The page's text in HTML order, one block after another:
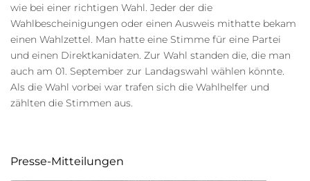
wie bei einer richtigen Wahl. Jeder der die
Wahlbescheinigungen oder einen Ausweis mithatte bekam
einen Wahlzettel. Man hatte eine Stimme für eine Partei
und einen Direktkanidaten. Zur Wahl standen die, die man
auch am 01. September zur Landagswahl wählen könnte.
Als die Wahl vorbei war trafen sich die Wahlhelfer und
zählten die Stimmen aus.
Presse-Mitteilungen